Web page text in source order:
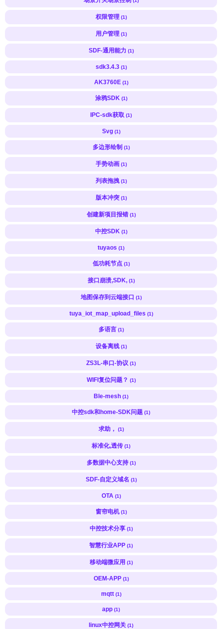
权限管理 (1)
用户管理 (1)
SDF-通用能力 (1)
sdk3.4.3 (1)
AK3760E (1)
涂鸦SDK (1)
IPC-sdk获取 (1)
Svg (1)
多边形绘制 (1)
手势动画 (1)
列表拖拽 (1)
版本冲突 (1)
创建新项目报错 (1)
中控SDK (1)
tuyaos (1)
低功耗节点 (1)
接口崩溃,SDK, (1)
地图保存到云端接口 (1)
tuya_iot_map_upload_files (1)
多语言 (1)
设备离线 (1)
ZS3L-串口-协议 (1)
WIFI复位问题？ (1)
Ble-mesh (1)
中控sdk和home-SDK问题 (1)
求助， (1)
标准化,透传 (1)
多数据中心支持 (1)
SDF-自定义域名 (1)
OTA (1)
窗帘电机 (1)
中控技术分享 (1)
智慧行业APP (1)
移动端微应用 (1)
OEM-APP (1)
mqtt (1)
app (1)
linux中控网关 (1)